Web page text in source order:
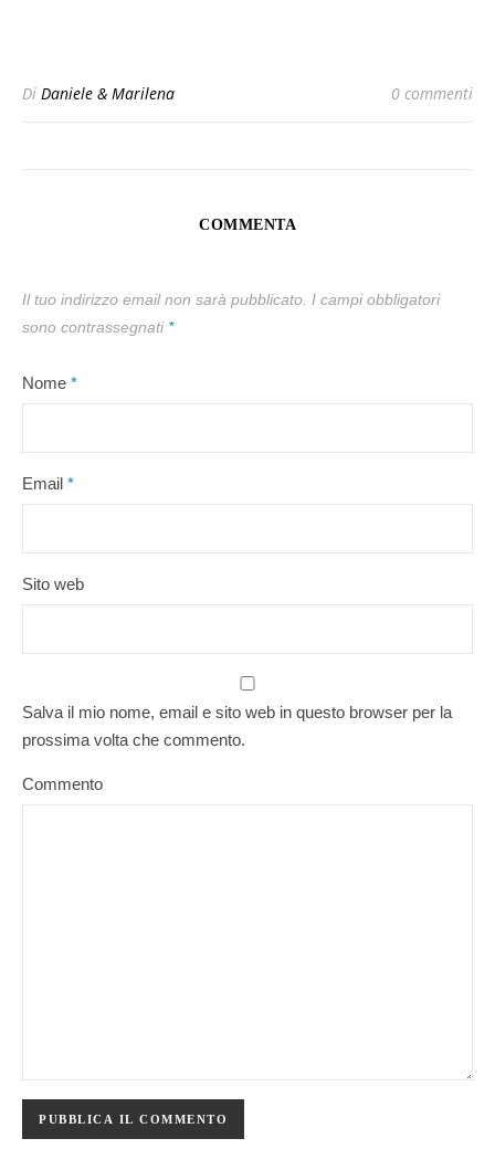
Di Daniele & Marilena 0 commenti
COMMENTA
Il tuo indirizzo email non sarà pubblicato. I campi obbligatori
sono contrassegnati *
Nome *
Email *
Sito web
Salva il mio nome, email e sito web in questo browser per la
prossima volta che commento.
Commento